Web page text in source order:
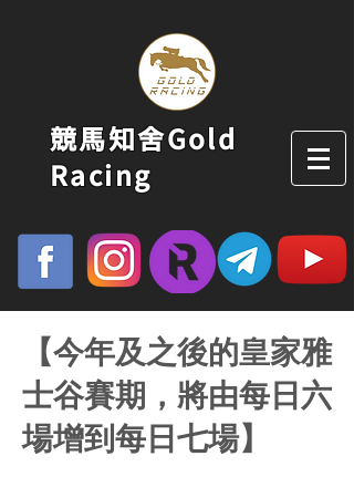
競馬知舍Gold
Racing
【今年及之後的皇家雅
士谷賽期，將由每日六
場增到每日七場】